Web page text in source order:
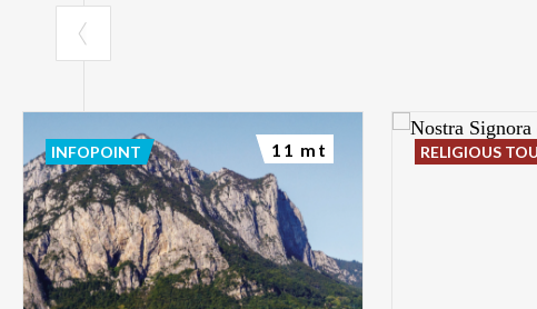
INFOPOINT 11 mt RELIGIOUS